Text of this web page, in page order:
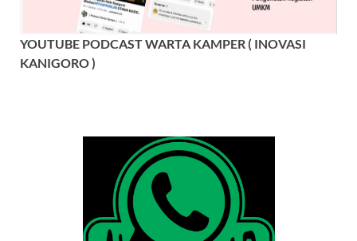
YOUTUBE PODCAST WARTA KAMPER ( INOVASI
KANIGORO )